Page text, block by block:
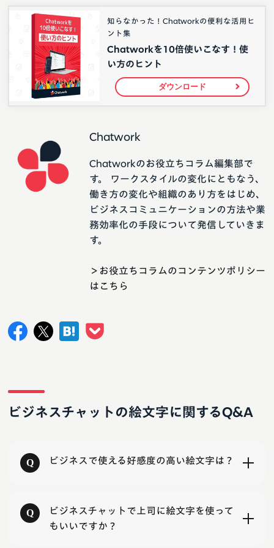
知らなかった！Chatworkの便利な活用ヒ
ント集
Chatworkを10倍使いこなす！使
い方のヒント
ダウンロード
Chatwork
Chatworkのお役立ちコラム編集部で
す。 ワークスタイルの変化にともなう、
働き方の変化や組織のあり方をはじめ、
ビジネスコミュニケーションの方法や業
務効率化の手段について発信していきま
す。
＞お役立ちコラムのコンテンツポリシー
はこちら
ビジネスチャットの絵文字に関するQ&A
ビジネスで使える好感度の高い絵文字は？
ビジネスチャットで上司に絵文字を使って
もいいですか？